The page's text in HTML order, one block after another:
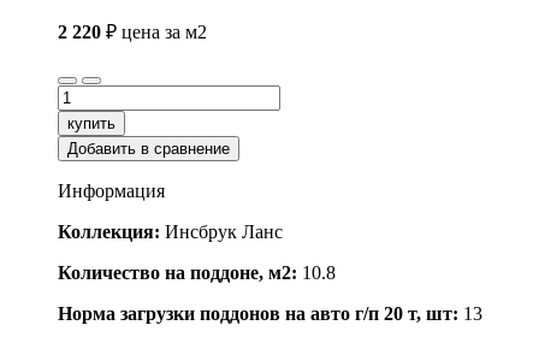
2 220 ₽ цена за м2
купить
Добавить в сравнение
Информация
Коллекция: Инсбрук Ланс
Количество на поддоне, м2: 10.8
Норма загрузки поддонов на авто г/п 20 т, шт: 13